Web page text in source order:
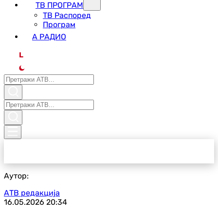
ТВ ПРОГРАМ
ТВ Распоред
Програм
А РАДИО
L
Аутор:
АТВ редакција
16.05.2026 20:34